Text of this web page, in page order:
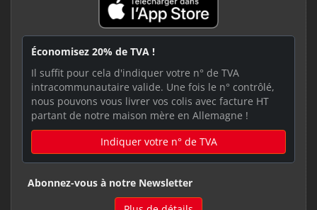
Économisez 20% de TVA !
Il suffit pour cela d'indiquer votre n° de TVA
intracommunautaire valide. Une fois le n° contrôlé,
nous pouvons vous livrer vos colis avec facture HT
partant de notre maison mère en Allemagne !
Indiquer votre n° de TVA
Abonnez-vous à notre Newsletter